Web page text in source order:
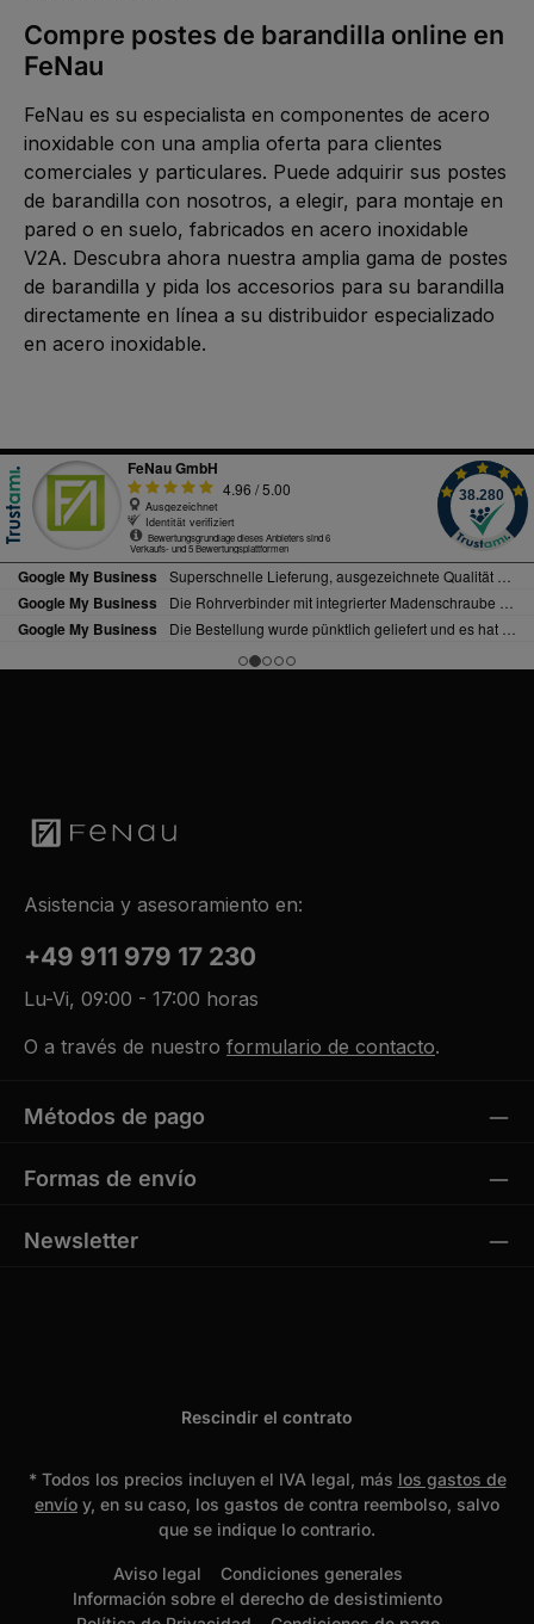
Compre postes de barandilla online en
FeNau
FeNau es su especialista en componentes de acero
inoxidable con una amplia oferta para clientes
comerciales y particulares. Puede adquirir sus postes
de barandilla con nosotros, a elegir, para montaje en
pared o en suelo, fabricados en acero inoxidable
V2A. Descubra ahora nuestra amplia gama de postes
de barandilla y pida los accesorios para su barandilla
directamente en línea a su distribuidor especializado
en acero inoxidable.
Asistencia y asesoramiento en:
+49 911 979 17 230
Lu-Vi, 09:00 - 17:00 horas
O a través de nuestro formulario de contacto.
Métodos de pago
Formas de envío
Newsletter
Rescindir el contrato
* Todos los precios incluyen el IVA legal, más los gastos de
envío y, en su caso, los gastos de contra reembolso, salvo
que se indique lo contrario.
Aviso legal
Condiciones generales
Información sobre el derecho de desistimiento